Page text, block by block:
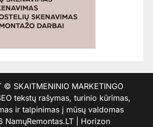
© SKAITMENINIO MARKETINGO
tekstų rašymas, turinio kūrimas,
ir talpinimas į mūsų valdomas
NamųRemontas.LT | Horizon